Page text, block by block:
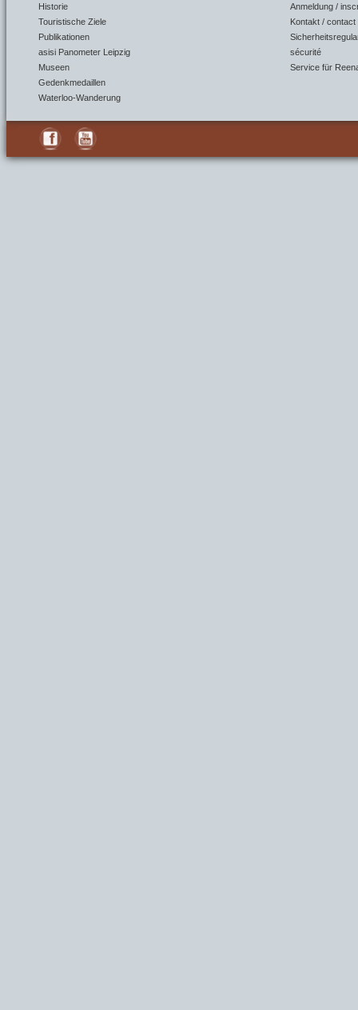
Historie
Touristische Ziele
Publikationen
asisi Panometer Leipzig
Museen
Gedenkmedaillen
Waterloo-Wanderung
Anmeldung /
Kontakt / contact
sécurité
Service für